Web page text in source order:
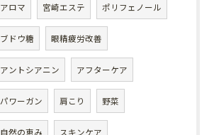
アロマ 宮崎エステ ポリフェノール
ブドウ糖 眼精疲労改善
アントシアニン アフターケア
パワーガン 肩こり 野菜
自然の恵み スキンケア